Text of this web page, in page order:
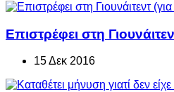
Επιστρέφει στη
15 Δεκ 2016